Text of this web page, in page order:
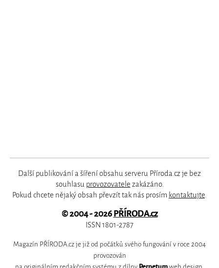
Další publikování a šíření obsahu serveru Příroda.cz je bez
souhlasu provozovatele zakázáno.
Pokud chcete nějaký obsah převzít tak nás prosím kontaktujte.
© 2004 - 2026PŘÍRODA.cz
ISSN 1801-2787
Magazín PŘÍRODA.cz je již od počátků svého fungování v roce 2004
provozován